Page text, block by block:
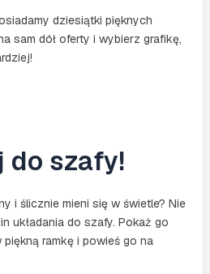
dziesiątki pięknych
sam dół oferty i wybierz grafikę,
do szafy!
i ślicznie mieni się w świetle? Nie
układania do szafy. Pokaż go
ramkę i powieś go na